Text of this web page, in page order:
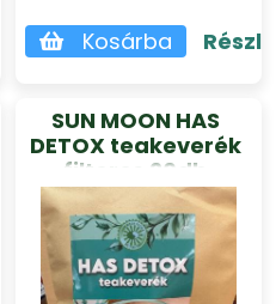
Kosárba
SUN MOON HAS
DETOX teakeverék
filteres 20db